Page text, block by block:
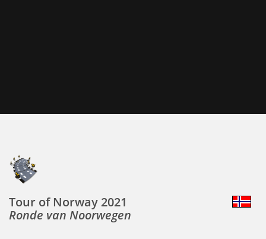
Tour of Norway 2021
Ronde van Noorwegen